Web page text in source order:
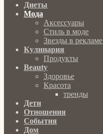
Диеты
Мода
Аксессуары
Стиль в моде
Звезды в рекламе
Кулинария
Продукты
Beauty
Здоровье
Красота
тренды
Дети
Отношения
События
Дом